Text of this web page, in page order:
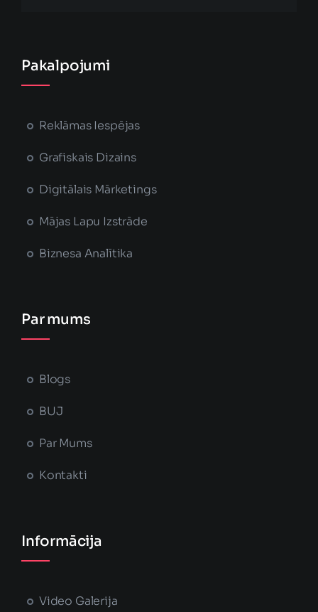
Pakalpojumi
Reklāmas Iespējas
Grafiskais Dizains
Digitālais Mārketings
Mājas Lapu Izstrāde
Biznesa Analītika
Par mums
Blogs
BUJ
Par Mums
Kontakti
Informācija
Video Galerija